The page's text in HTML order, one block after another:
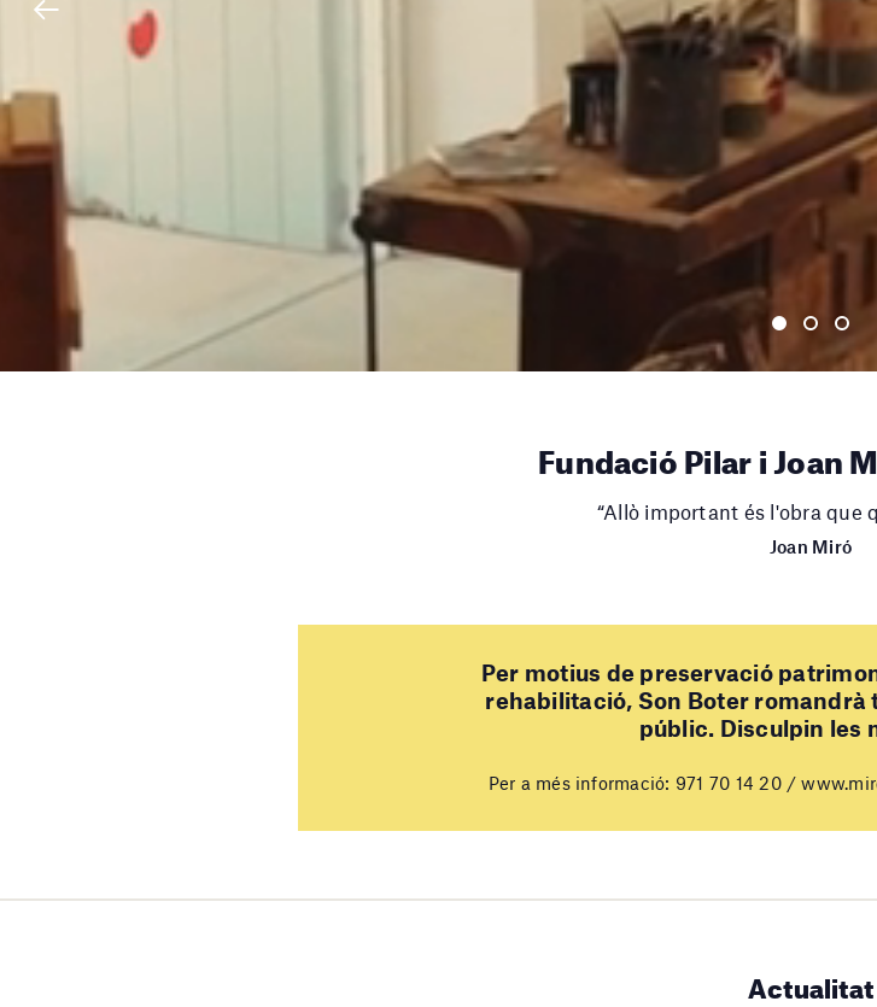
1 2 3
Fundació Pilar i Joan
“Allò important és l'obra que
Joan Miró
Per motius de preservació
rehabilitació, Son Boter
públic. Disculpin les
Per a més informació: 971 70 14 20 /
Actualitat